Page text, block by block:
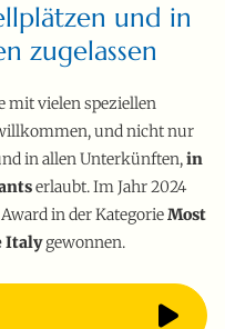
und in
zugelassen
mit vielen speziellen
und nicht nur
in allen Unterkünften,in
erlaubt. Im Jahr 2024
in der KategorieMost
Italygewonnen.